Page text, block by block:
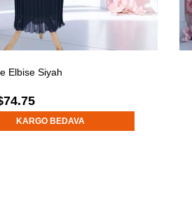
Elbise Siyah
KARGO BEDAVA